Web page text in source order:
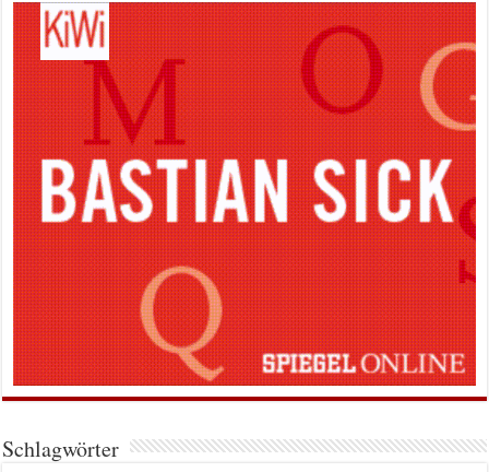
Schlagwörter